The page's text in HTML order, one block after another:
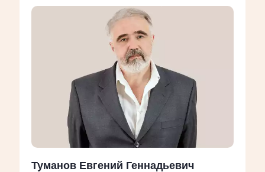
Туманов Евгений Геннадьевич